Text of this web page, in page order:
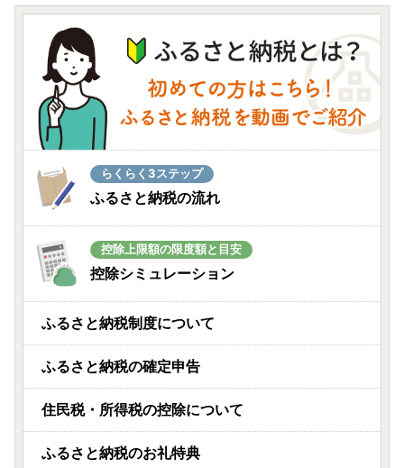
らくらく3ステップ
ふるさと納税の流れ
控除上限額の限度額と目安
控除シミュレーション
ふるさと納税制度について
ふるさと納税の確定申告
住民税・所得税の控除について
ふるさと納税のお礼特典